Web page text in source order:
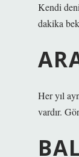
Kendi
dakika
Her yıl
vardır.